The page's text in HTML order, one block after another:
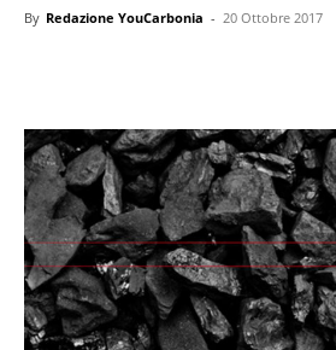
By Redazione YouCarbonia - 20 Ottobre 2017